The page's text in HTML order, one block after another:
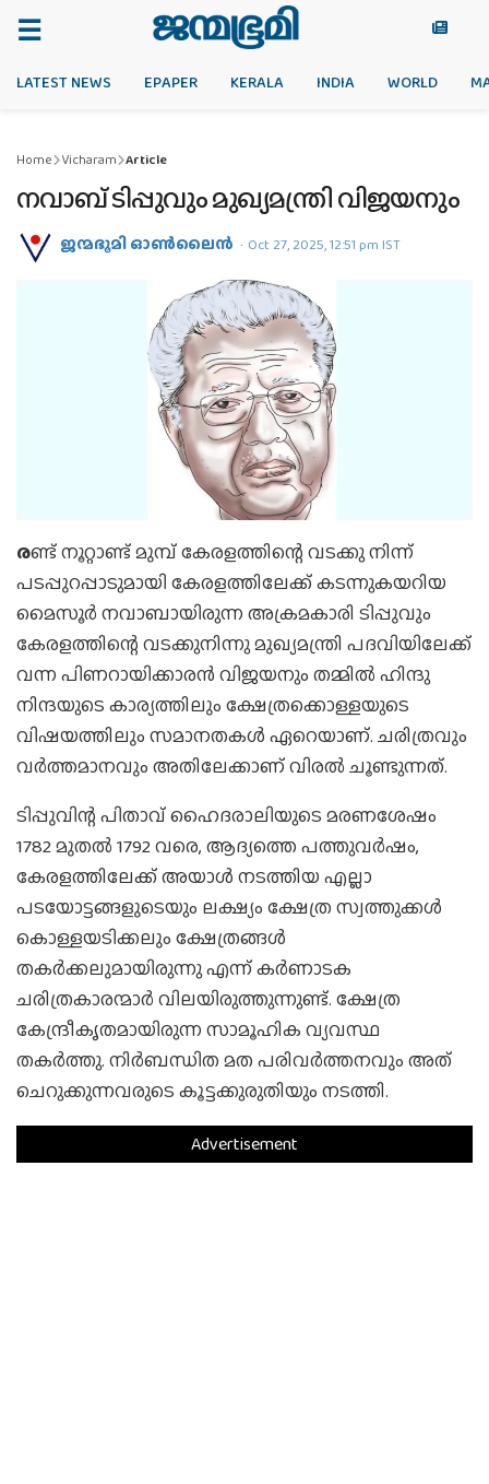
LATEST NEWS EPAPER KERALA INDIA WORLD
Home Vicharam Article
നവാബ് ടിപ്പുവും മുഖ്യമന്ത്രി വിജയനും
ജന്മഭൂമി ഓണ്‍ലൈന്‍ Oct 27, 2025, 12:51 pm IST
രണ്ട് നൂറ്റാണ്ട് മുമ്പ് കേരളത്തിന്റെ വടക്കു നിന്ന്
പടപ്പുറപ്പാടുമായി കേരളത്തിലേക്ക് കടന്നുകയറിയ
മൈസൂര്‍ നവാബായിരുന്ന അക്രമകാരി ടിപ്പുവും
കേരളത്തിന്റെ വടക്കുനിന്നു മുഖ്യമന്ത്രി പദവിയിലേക്ക്
വന്ന പിണറായിക്കാരന്‍ വിജയനും തമ്മില്‍ ഹിന്ദു
നിന്ദയുടെ കാര്യത്തിലും ക്ഷേത്രക്കൊള്ളയുടെ
വിഷയത്തിലും സമാനതകള്‍ ഏറെയാണ്. ചരിത്രവും
വര്‍ത്തമാനവും അതിലേക്കാണ് വിരല്‍ ചൂണ്ടുന്നത്.
ടിപ്പുവിന്റ പിതാവ് ഹൈദരാലിയുടെ മരണശേഷം
1782 മുതല്‍ 1792 വരെ, ആദ്യത്തെ പത്തുവര്‍ഷം,
കേരളത്തിലേക്ക് അയാള്‍ നടത്തിയ എല്ലാ
പടയോട്ടങ്ങളുടെയും ലക്ഷ്യം ക്ഷേത്ര സ്വത്തുക്കള്‍
കൊള്ളയടിക്കലും ക്ഷേത്രങ്ങള്‍
തകര്‍ക്കലുമായിരുന്നു എന്ന് കര്‍ണാടക
ചരിത്രകാരന്മാര്‍ വിലയിരുത്തുന്നുണ്ട്. ക്ഷേത്ര
കേന്ദ്രീകൃതമായിരുന്ന സാമൂഹിക വ്യവസ്ഥ
തകര്‍ത്തു. നിര്‍ബന്ധിത മത പരിവര്‍ത്തനവും അത്
ചെറുക്കുന്നവരുടെ കൂട്ടക്കുരുതിയും നടത്തി.
Advertisement